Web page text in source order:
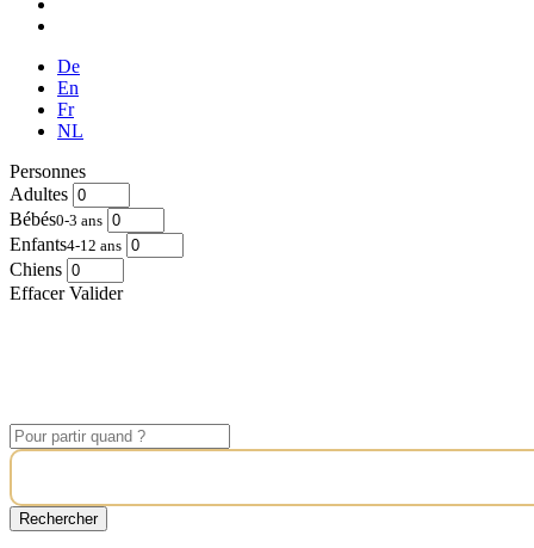
De
En
Fr
NL
Personnes
Adultes
Bébés0-3 ans
Enfants4-12 ans
Chiens
Effacer Valider